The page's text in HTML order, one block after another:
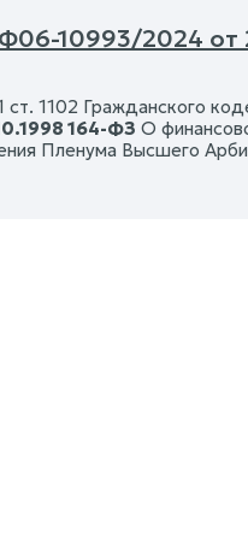
10993/2024 от
ст. 1102 Гражданского
164-ФЗ О
Пленума Высшего